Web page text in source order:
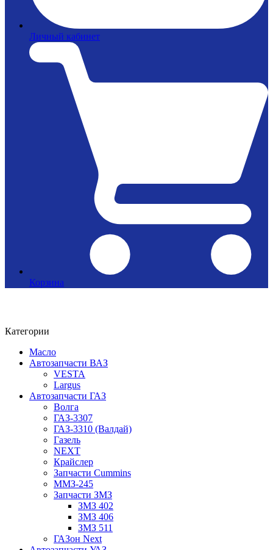
Личный кабинет
Корзина
Категории
Масло
Автозапчасти ВАЗ
VESTA
Largus
Автозапчасти ГАЗ
Волга
ГАЗ-3307
ГАЗ-3310 (Валдай)
Газель
NEXT
Крайслер
Запчасти Cummins
ММЗ-245
Запчасти ЗМЗ
ЗМЗ 402
ЗМЗ 406
ЗМЗ 511
ГАЗон Next